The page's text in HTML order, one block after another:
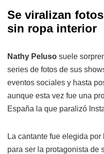
Se viralizan
sin ropa interior
Nathy Peluso suele
series de fotos de sus
eventos sociales y hasta
aunque esta vez fue una
España la que paralizó
La cantante fue elegida
para ser la protagonista de